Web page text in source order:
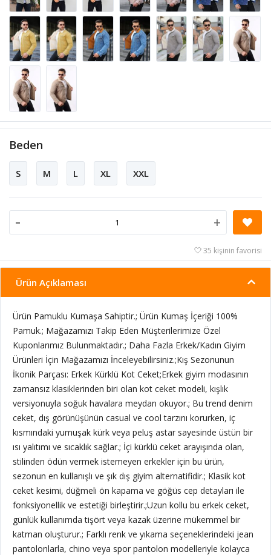
Beden
S M L XL XXL
- +
35 kişinin favorisi
Ürün Açıklaması
Ürün Pamuklu Kumaşa Sahiptir.; Ürün Kumaş İçeriği 100%
Pamuk.; Mağazamızı Takip Eden Müşterilerimize Özel
Kuponlarımız Bulunmaktadır.; Daha Fazla Erkek/Kadın Giyim
Ürünleri İçin Mağazamızı İnceleyebilirsiniz.;Kış Sezonunun
İkonik Parçası: Erkek Kürklü Kot Ceket;Erkek giyim modasının
zamansız klasiklerinden biri olan kot ceket modeli, kışlık
versiyonuyla soğuk havalara meydan okuyor.; Bu trend denim
ceket, dış görünüşünün casual ve cool tarzını korurken, iç
kısmındaki yumuşak kürk veya peluş astar sayesinde üstün bir
ısı yalıtımı ve sıcaklık sağlar.; İçi kürklü ceket arayışında olan,
stilinden ödün vermek istemeyen erkekler için bu ürün,
sezonun en kullanışlı ve şık dış giyim alternatifidir.; Klasik kot
ceket kesimi, düğmeli ön kapama ve göğüs cep detayları ile
fonksiyonellik ve estetiği birleştirir.;Uzun kollu bu erkek ceket,
günlük kullanımda tişört veya kazak üzerine mükemmel bir
katman oluşturur.; Farklı renk ve yıkama seçeneklerindeki jean
pantolonlarla, chino veya spor pantolon modelleriyle kolayca